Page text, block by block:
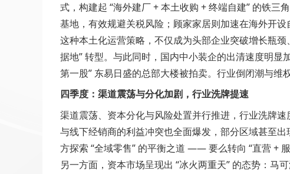
式，构建起 “海外建厂 + 本土收购 + 终端自建” 的铁
基地，有效规避关税风险；顾家家居则加速在海外开设
这种本土化运营策略，不仅成为头部企业突破增长瓶
据地” 转型。与此同时，国内中小装企的出清速度明显
第一股” 东易日盛的总部大楼被拍卖。行业倒闭潮与维
四季度：渠道震荡与分化加剧，行业洗牌提速
渠道震荡、资本分化与风险处置并行推进，行业洗牌
与线下经销商的利益冲突也全面爆发，部分区域甚至
方探索 “全域零售” 的平衡之道 —— 要么转向 “直营 +
另一方面，资本市场呈现出 “冰火两重天” 的态势：